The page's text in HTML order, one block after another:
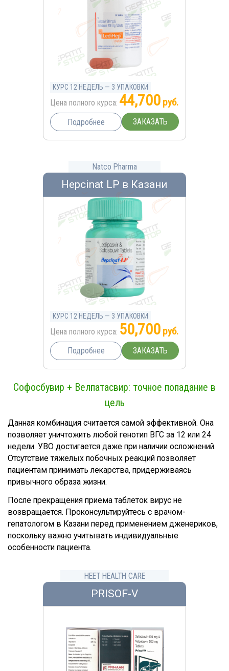
КУРС 12 НЕДЕЛЬ — 3 УПАКОВКИ
Цена полного курса: 44,700 руб.
Подробнее ЗАКАЗАТЬ
Natco Pharma
Hepcinat LP в Казани
КУРС 12 НЕДЕЛЬ — 3 УПАКОВКИ
Цена полного курса: 50,700 руб.
Подробнее ЗАКАЗАТЬ
Софосбувир + Велпатасвир: точное попадание в
цель
Данная комбинация считается самой эффективной. Она
позволяет уничтожить любой генотип ВГС за 12 или 24
недели. УВО достигается даже при наличии осложнений.
Отсутствие тяжелых побочных реакций позволяет
пациентам принимать лекарства, придерживаясь
привычного образа жизни.
После прекращения приема таблеток вирус не
возвращается. Проконсультируйтесь с врачом-
гепатологом в Казани перед применением дженериков,
поскольку важно учитывать индивидуальные
особенности пациента.
HEET HEALTH CARE
PRISOF-V